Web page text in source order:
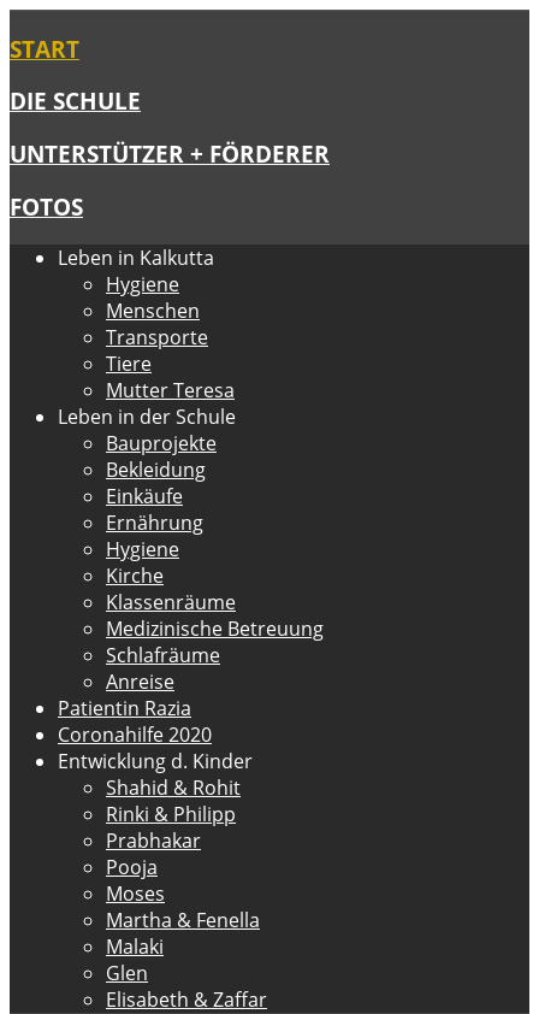
START
DIE SCHULE
UNTERSTÜTZER + FÖRDERER
FOTOS
Leben in Kalkutta
Hygiene
Menschen
Transporte
Tiere
Mutter Teresa
Leben in der Schule
Bauprojekte
Bekleidung
Einkäufe
Ernährung
Hygiene
Kirche
Klassenräume
Medizinische Betreuung
Schlafräume
Anreise
Patientin Razia
Coronahilfe 2020
Entwicklung d. Kinder
Shahid & Rohit
Rinki & Philipp
Prabhakar
Pooja
Moses
Martha & Fenella
Malaki
Glen
Elisabeth & Zaffar